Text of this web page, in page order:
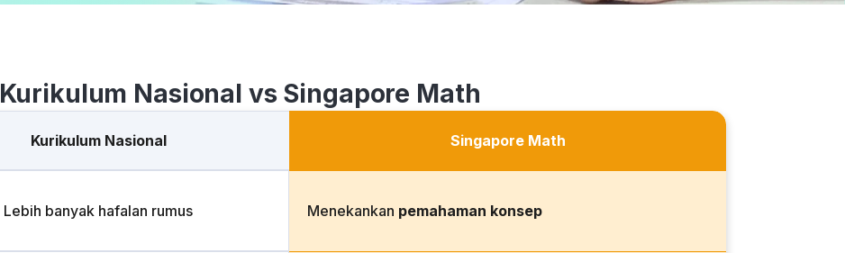
Kurikulum Nasional vs Singapore Math
Kurikulum Nasional Singapore Math
Lebih banyak hafalan rumus Menekankan pemahaman konsep